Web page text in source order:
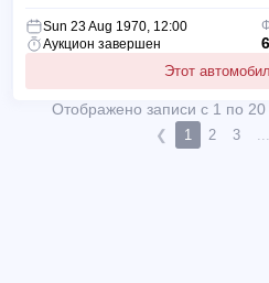
Sun 23 Aug 1970, 12:00
Аукцион завершен
Этот
Отображено записи с 1 по 20
❮ 1 2 3